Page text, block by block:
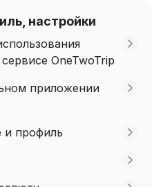
настройки
OneTwoTrip
приложении
и профиль